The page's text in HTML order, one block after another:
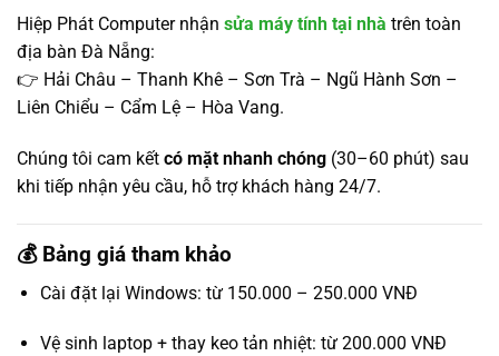
Hiệp Phát Computer nhận sửa máy tính tại nhà trên toàn
địa bàn Đà Nẵng:
👉 Hải Châu – Thanh Khê – Sơn Trà – Ngũ Hành Sơn –
Liên Chiểu – Cẩm Lệ – Hòa Vang.
Chúng tôi cam kết có mặt nhanh chóng (30–60 phút) sau
khi tiếp nhận yêu cầu, hỗ trợ khách hàng 24/7.
💰 Bảng giá tham khảo
Cài đặt lại Windows: từ 150.000 – 250.000 VNĐ
Vệ sinh laptop + thay keo tản nhiệt: từ 200.000 VNĐ